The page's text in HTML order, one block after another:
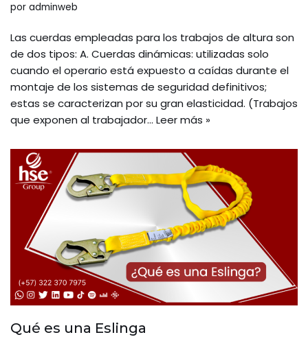
por adminweb
Las cuerdas empleadas para los trabajos de altura son
de dos tipos: A. Cuerdas dinámicas: utilizadas solo
cuando el operario está expuesto a caídas durante el
montaje de los sistemas de seguridad definitivos;
estas se caracterizan por su gran elasticidad. (Trabajos
que exponen al trabajador… Leer más »
Qué es una Eslinga